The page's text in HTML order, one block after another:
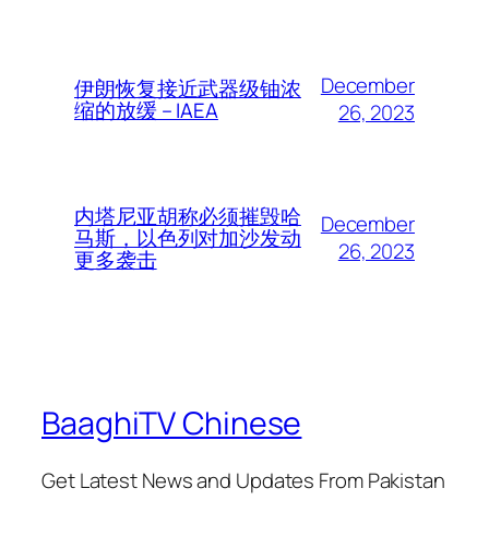
伊朗恢复接近武器级铀浓
缩的放缓 – IAEA
December
26, 2023
内塔尼亚胡称必须摧毁哈
马斯，以色列对加沙发动
更多袭击
December
26, 2023
BaaghiTV Chinese
Get Latest News and Updates From Pakistan